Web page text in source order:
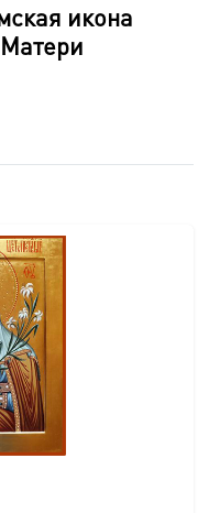
икона